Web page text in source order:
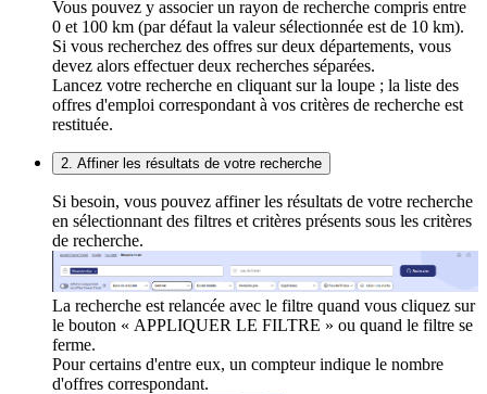
Vous pouvez y associer un rayon de recherche compris entre
0 et 100 km (par défaut la valeur sélectionnée est de 10 km).
Si vous recherchez des offres sur deux départements, vous
devez alors effectuer deux recherches séparées.
Lancez votre recherche en cliquant sur la loupe ; la liste des
offres d'emploi correspondant à vos critères de recherche est
restituée.
2. Affiner les résultats de votre recherche
Si besoin, vous pouvez affiner les résultats de votre recherche
en sélectionnant des filtres et critères présents sous les critères
de recherche.
La recherche est relancée avec le filtre quand vous cliquez sur
le bouton « APPLIQUER LE FILTRE » ou quand le filtre se
ferme.
Pour certains d'entre eux, un compteur indique le nombre
d'offres correspondant.